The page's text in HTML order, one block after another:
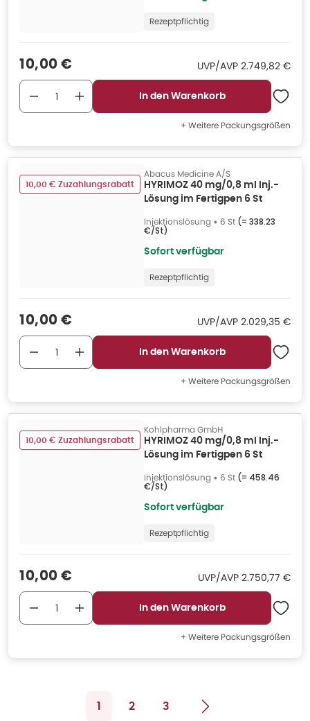
Rezeptpflichtig
Verkaufspreis
10,00 € UVP/AVP UVP/AVP
2.749,82 €
In den Warenkorb
+ Weitere Packungsgrößen
10,00 € Zuzahlungsrabatt
Abacus Medicine A/S
HYRIMOZ 40 mg/0,8 ml Inj.-
Lösung im Fertigpen 6 St
Injektionslösung • 6 St (= 338.23
€/St)
Sofort verfügbar
Rezeptpflichtig
Verkaufspreis
10,00 € UVP/AVP UVP/AVP
2.029,35 €
In den Warenkorb
+ Weitere Packungsgrößen
10,00 € Zuzahlungsrabatt
Kohlpharma GmbH
HYRIMOZ 40 mg/0,8 ml Inj.-
Lösung im Fertigpen 6 St
Injektionslösung • 6 St (= 458.46
€/St)
Sofort verfügbar
Rezeptpflichtig
Verkaufspreis
10,00 € UVP/AVP UVP/AVP :
2.750,77 €
In den Warenkorb
+ Weitere Packungsgrößen
1 2 3